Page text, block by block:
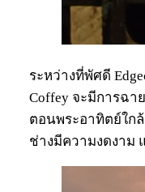
ระหว่างที่พัศดี
Coffey จะมีการฉ
ตอนพระอาทิตย์ใก
ช่างมีความงดงาม